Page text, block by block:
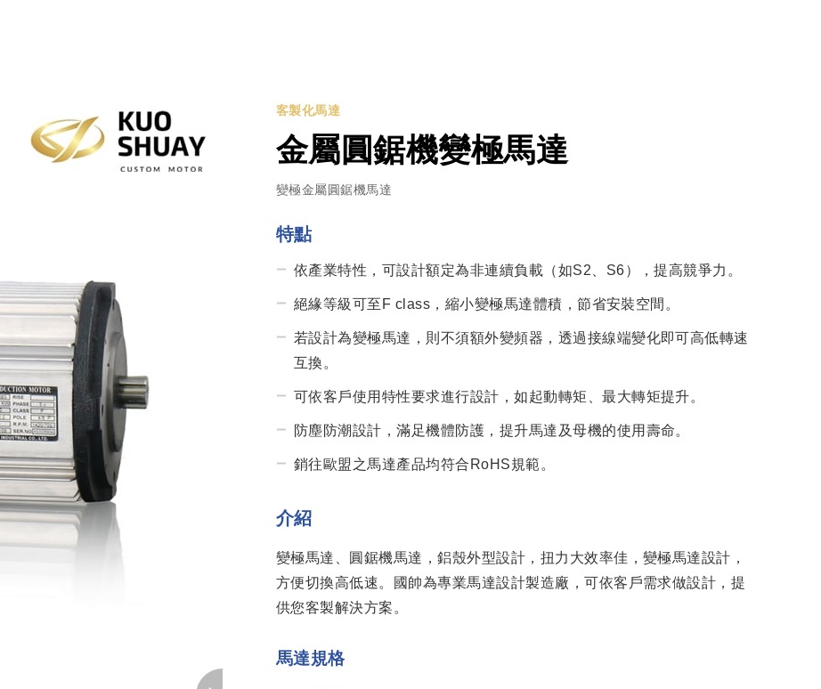
客製化馬達
金屬圓鋸機變極馬達
變極金屬圓鋸機馬達
特點
依產業特性，可設計額定為非連續負載（如S2、S6），提高競爭力。
絕緣等級可至F class，縮小變極馬達體積，節省安裝空間。
若設計為變極馬達，則不須額外變頻器，透過接線端變化即可高低轉速
互換。
可依客戶使用特性要求進行設計，如起動轉矩、最大轉矩提升。
防塵防潮設計，滿足機體防護，提升馬達及母機的使用壽命。
銷往歐盟之馬達產品均符合RoHS規範。
介紹
變極馬達、圓鋸機馬達，鋁殼外型設計，扭力大效率佳，變極馬達設計，
方便切換高低速。國帥為專業馬達設計製造廠，可依客戶需求做設計，提
供您客製解決方案。
馬達規格